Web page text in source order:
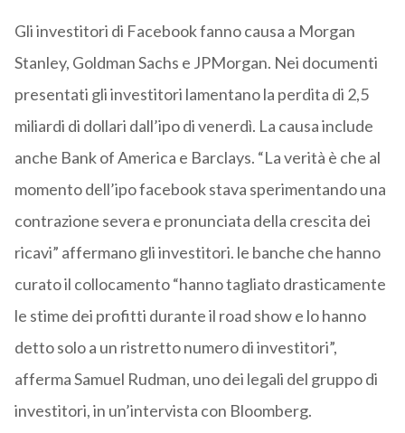
Gli investitori di Facebook fanno causa a Morgan
Stanley, Goldman Sachs e JPMorgan. Nei documenti
presentati gli investitori lamentano la perdita di 2,5
miliardi di dollari dall’ipo di venerdì. La causa include
anche Bank of America e Barclays. “La verità è che al
momento dell’ipo facebook stava sperimentando una
contrazione severa e pronunciata della crescita dei
ricavi” affermano gli investitori. le banche che hanno
curato il collocamento “hanno tagliato drasticamente
le stime dei profitti durante il road show e lo hanno
detto solo a un ristretto numero di investitori”,
afferma Samuel Rudman, uno dei legali del gruppo di
investitori, in un’intervista con Bloomberg.